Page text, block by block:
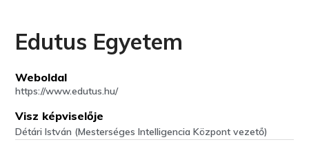
Edutus Egyetem
Weboldal
https://www.edutus.hu/
Visz képviselője
Détári István (Mesterséges Intelligencia Központ vezető)